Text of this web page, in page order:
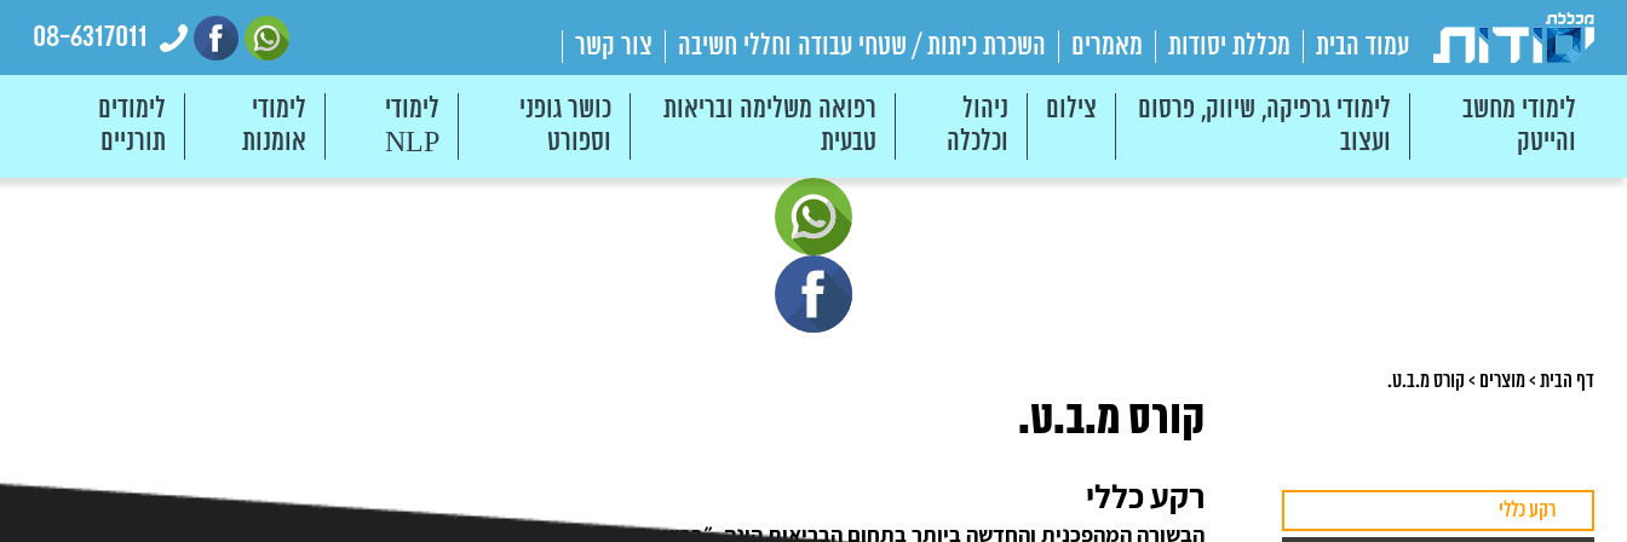
עמוד הבית מכללת יסודות מאמרים השכרת כיתות / שטחי עבודה וחללי חשיבה צור קשר 08-6317011
לימודי מחשב
והייטק
לימודי גרפיקה, שיווק, פרסום
ועצוב
צילום
ניהול
וכלכלה
רפואה משלימה ובריאות
טבעית
כושר גופני
וספורט
לימודי
NLP
לימודי
אומנות
לימודים
תורניים
דף הבית>מוצרים > קורס מ.ב.ט.
רקע כללי
קורס מ.ב.ט.
רקע כללי
הבשורה המהפכנית והחדשה ביותר בתחום הבריאות הינה, ״בריאות טבעית״, תחום מאוד